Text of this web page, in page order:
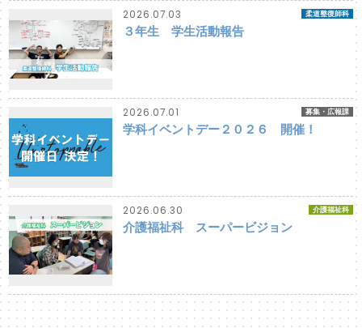
2026.07.03 柔道整復師科
３年生 学生活動報告
2026.07.01 募集・広報課
学科イベントデー２０２６ 開催！
2026.06.30 介護福祉科
介護福祉科 スーパービジョン